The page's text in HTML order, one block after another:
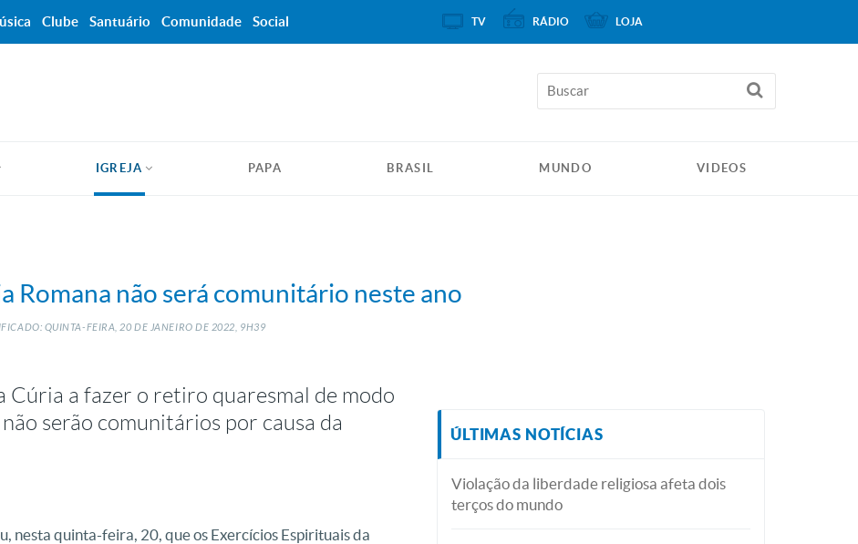
IGREJA PAPA BRASIL MUNDO VIDEOS
Romana não será comunitário neste ano
QUINTA-FEIRA, 20 DE JANEIRO DE 2022, 9H39
Cúria a fazer o retiro quaresmal de modo
serão comunitários por causa da
nesta quinta-feira, 20, que os Exercícios Espirituais da
ÚLTIMAS NOTÍCIAS
Violação da liberdade religiosa afeta dois
terços do mundo
Clube Santuário Comunidade Social TV RÁDIO LOJA